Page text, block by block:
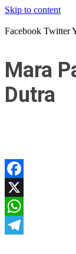
Skip to content
Facebook Twitter
Mara
Dutra
Facebook
X
WhatsApp